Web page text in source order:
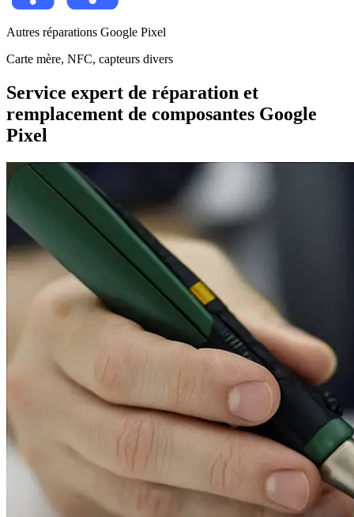
Autres réparations Google Pixel
Carte mère, NFC, capteurs divers
Service expert de réparation et
remplacement de composantes Google
Pixel